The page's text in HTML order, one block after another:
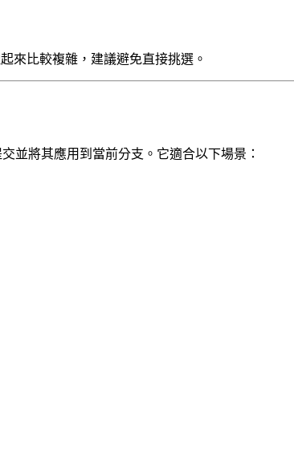
來比較複雜，建議避免直接挑選。
並將其應用到當前分支。它適合以下場景：